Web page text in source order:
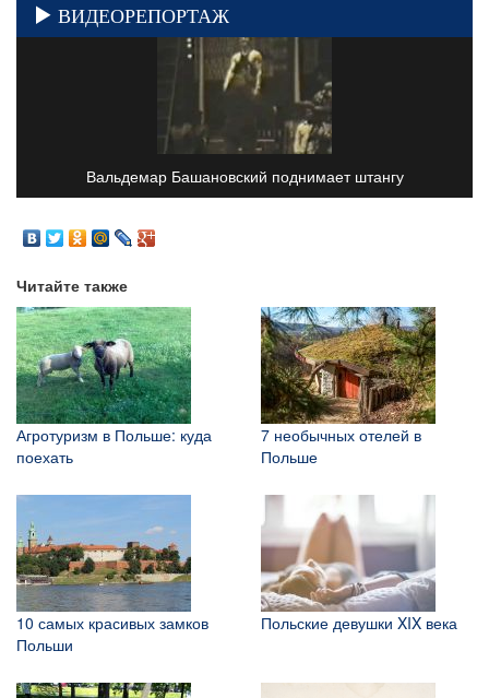
ВИДЕОРЕПОРТАЖ
Вальдемар Башановский поднимает штангу
Читайте также
Агротуризм в Польше: куда
поехать
7 необычных отелей в
Польше
10 самых красивых замков
Польши
Польские девушки XIX века